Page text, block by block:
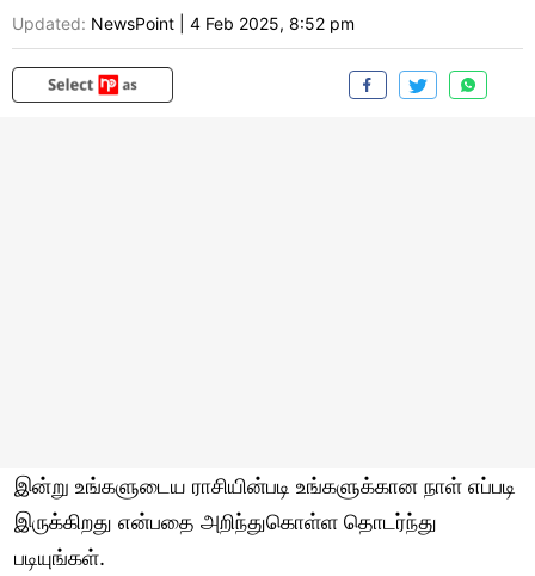
Updated: NewsPoint 4 Feb 2025, 8:52 pm
இன்று உங்களுடைய ராசியின்படி உங்களுக்கான நாள் எப்படி
இருக்கிறது என்பதை அறிந்துகொள்ள தொடர்ந்து
படியுங்கள்.